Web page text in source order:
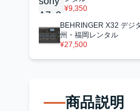
¥9,350
BEHRINGER X32 デジ
州・福岡レンタル
¥27,500
商品説明